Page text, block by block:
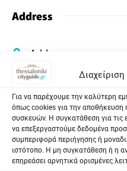
Για να παρέχουμε την καλύτερη
όπως cookies για την
συσκευών. Η συγκατάθεση για τις
να επεξεργαστούμε δεδομένα
συμπεριφορά περιήγησης ή
ιστότοπο. Η μη συγκατάθεση ή η
επηρεάσει αρνητικά ορισμένες
Address
Address:
GPS:
Telephone:
Σχεδιασμός της